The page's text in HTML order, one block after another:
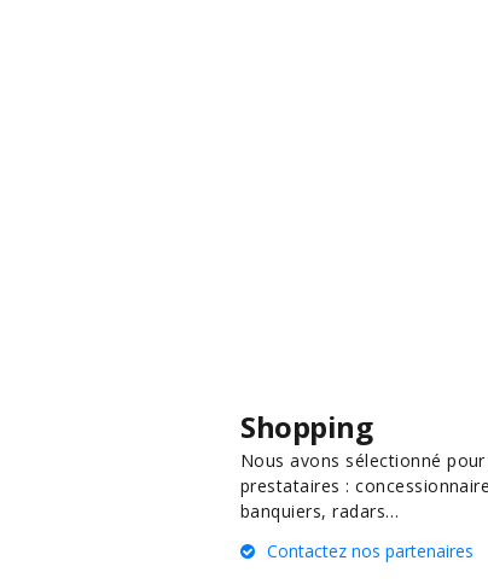
Shopping
Nous avons sélectionné
prestataires :
banquiers, radars…
Contactez nos partenaires